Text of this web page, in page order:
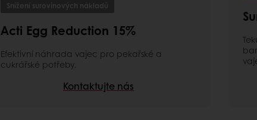
Snížení surovinových nákladů
Acti Egg Reduction 15%
Efektivní náhrada vajec pro pekařské a
cukrářské potřeby.
Kontaktujte nás